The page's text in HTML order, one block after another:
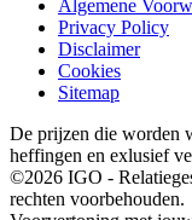
Algemene
Privacy Policy
Disclaimer
Cookies
Sitemap
De prijzen die worden
heffingen en exlusief
©2026 IGO -
rechten voorbehouden.